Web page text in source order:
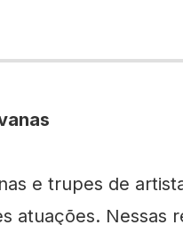
e trupes de
atuações. Nessas